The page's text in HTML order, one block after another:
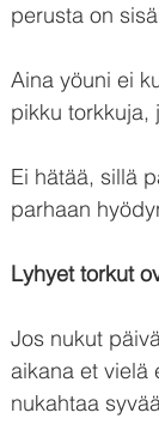
perusta on
Aina yöuni ei
pikku torkkuja,
Ei hätää, sillä
parhaan
Lyhyet torkut
Jos nukut
aikana et vielä
nukahtaa